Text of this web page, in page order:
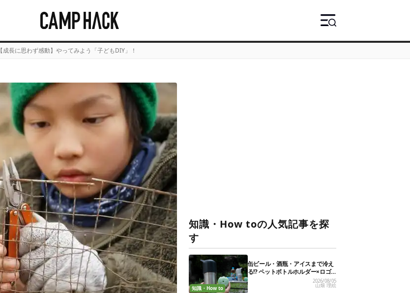
【成長に思わず感動】やってみよう「子どもDIY」！
知識・How toの人気記事を探
す
知識・How to
缶ビール・酒瓶・アイスまで冷え
る!? ペットボトルホルダー×ロゴ
ス保冷剤が夏の最強コンビだった
2026/08/05
山畑 理絵